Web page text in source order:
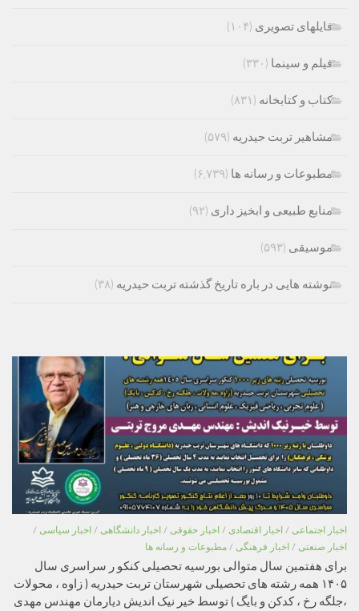
فایلهای تصویری (۱۰۴)
فیلم و سینما (۳۳۰)
کتاب و کتابخانه (۸۳۱)
مشاهیر تربت حیدریه (۵۷۹)
مطبوعات و رسانه ها (۶,۷۳۹)
منابع طبیعی و ابخیز داری (۹۲)
موسیقی (۵۹۳)
نوشته هایی در باره تاریخ گذشته تربت حیدریه (۳۸)
اخبار اجتماعی / اخبار اقتصادی / اخبار حقوقی / اخبار دانشگاهی / اخبار سیاسی /
اخبار صنعتی / اخبار فرهنگی / مطبوعات و رسانه ها
برای هفتمین سال متوالی بورسیه تحصیلی کنکو ر سراسری سال
۱۴۰۵ همه رشته های تحصیلی شهرستان تربت حیدریه ( زاوه ، محولات
،جلگه رخ ، کدکن و بایگ ) توسط خیر نیک اندیش دیارمان مهندس مهدی